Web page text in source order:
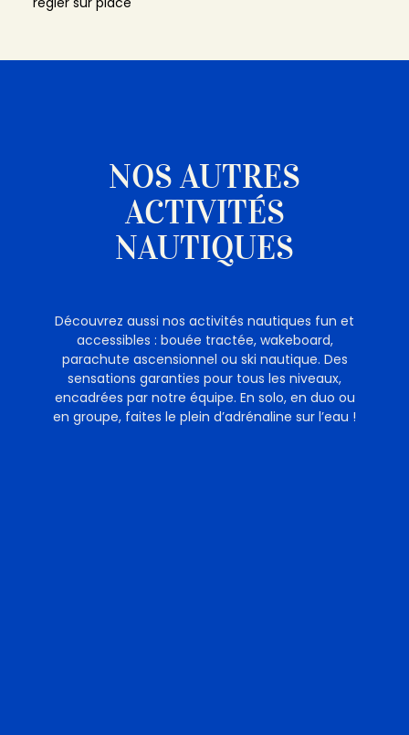
NOS AUTRES
ACTIVITÉS
NAUTIQUES
Découvrez aussi nos activités nautiques fun et
accessibles : bouée tractée, wakeboard,
parachute ascensionnel ou ski nautique. Des
sensations garanties pour tous les niveaux,
encadrées par notre équipe. En solo, en duo ou
en groupe, faites le plein d’adrénaline sur l’eau !